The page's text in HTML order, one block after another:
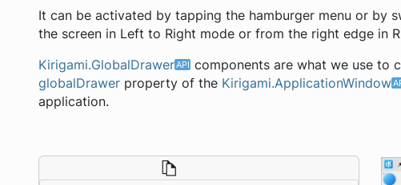
It can be activated by tapping the hamburger menu or by
the screen in Left to Right mode or from the right edge in
Kirigami.GlobalDrawer
components are what we use to
globalDrawer property of the Kirigami.ApplicationWindow
application.